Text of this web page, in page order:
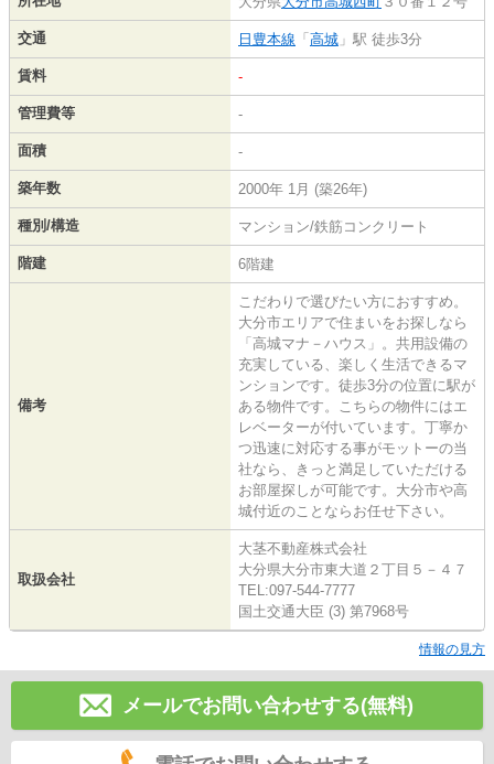
交通 日豊本線 「 高城 」駅 徒歩3分
賃料 -
管理費等 -
面積 -
築年数 2000年 1月 (築26年)
種別/構造 マンション/鉄筋コンクリート
階建 6階建
備考
こだわりで選びたい方におすすめ。
大分市エリアで住まいをお探しなら
「高城マナ－ハウス」。共用設備の
充実している、楽しく生活できるマ
ンションです。徒歩3分の位置に駅が
ある物件です。こちらの物件にはエ
レベーターが付いています。丁寧か
つ迅速に対応する事がモットーの当
社なら、きっと満足していただける
お部屋探しが可能です。大分市や高
城付近のことならお任せ下さい。
取扱会社
大茎不動産株式会社
大分県大分市東大道２丁目５－４７
TEL:097-544-7777
国土交通大臣 (3) 第7968号
情報の見方
メールでお問い合わせする(無料)